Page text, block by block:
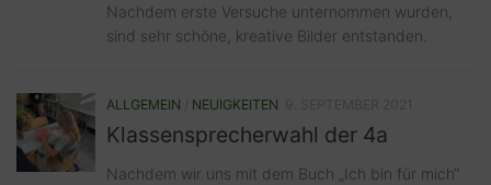
Nachdem erste Versuche unternommen wurden,
sind sehr schöne, kreative Bilder entstanden.
ALLGEMEIN NEUIGKEITEN
Klassensprecherwahl der 4a
Nachdem wir uns mit dem Buch „Ich bin für mich“